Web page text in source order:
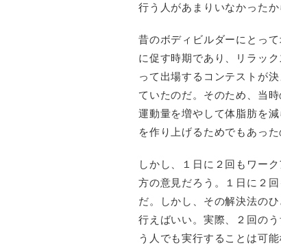
行う人があまりいなかったか
昔のボディビルダーにとっ
に促す時期であり、リラッ
って出場するコンテストが
ていたのだ。そのため、当
運動量を増やして体脂肪を
を作り上げるためでもあった
しかし、１日に２回もワー
方の意見だろう。１日に２
だ。しかし、その解決法の
行えばいい。実際、２回の
う人でも実行することは可能